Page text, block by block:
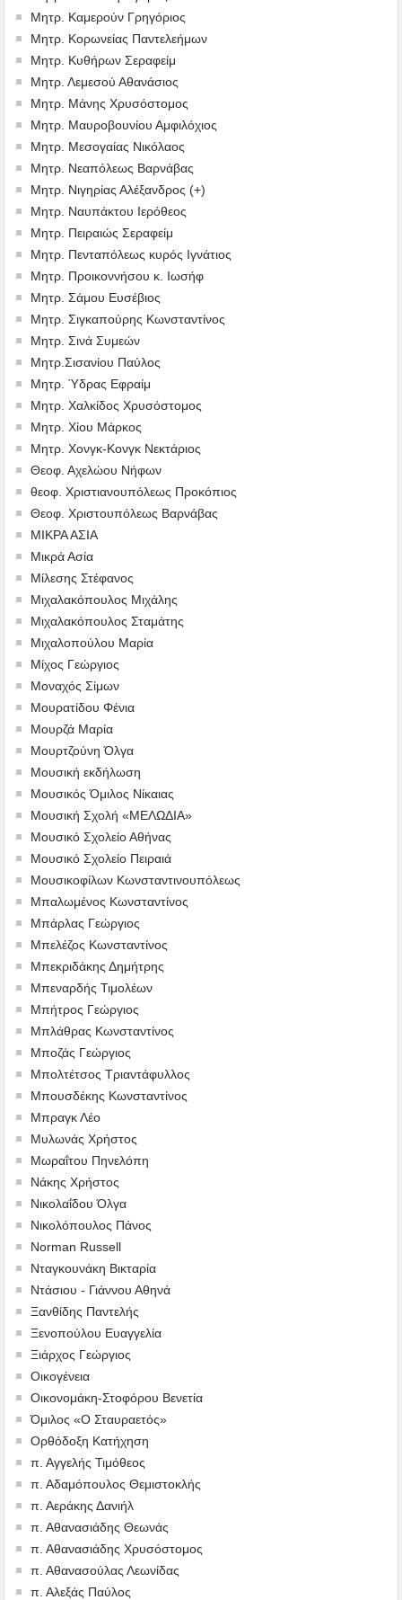
Μητρ. Καμερούν Γρηγόριος
Μητρ. Κορωνείας Παντελεήμων
Μητρ. Κυθήρων Σεραφείμ
Μητρ. Λεμεσού Αθανάσιος
Μητρ. Μάνης Χρυσόστομος
Μητρ. Μαυροβουνίου Αμφιλόχιος
Μητρ. Μεσογαίας Νικόλαος
Μητρ. Νεαπόλεως Βαρνάβας
Μητρ. Νιγηρίας Αλέξανδρος (+)
Μητρ. Ναυπάκτου Ιερόθεος
Μητρ. Πειραιώς Σεραφείμ
Μητρ. Πενταπόλεως κυρός Ιγνάτιος
Μητρ. Προικοννήσου κ. Ιωσήφ
Μητρ. Σάμου Ευσέβιος
Μητρ. Σιγκαπούρης Κωνσταντίνος
Μητρ. Σινά Συμεών
Μητρ.Σισανίου Παύλος
Μητρ. Ύδρας Εφραίμ
Μητρ. Χαλκίδος Χρυσόστομος
Μητρ. Χίου Μάρκος
Μητρ. Χονγκ-Κονγκ Νεκτάριος
Θεοφ. Αχελώου Νήφων
θεοφ. Χριστιανουπόλεως Προκόπιος
Θεοφ. Χριστουπόλεως Βαρνάβας
ΜΙΚΡΑ ΑΣΙΑ
Μικρά Ασία
Μίλεσης Στέφανος
Μιχαλακόπουλος Μιχάλης
Μιχαλακόπουλος Σταμάτης
Μιχαλοπούλου Μαρία
Μίχος Γεώργιος
Μοναχός Σίμων
Μουρατίδου Φένια
Μουρζά Μαρία
Μουρτζούνη Όλγα
Μουσική εκδήλωση
Μουσικός Όμιλος Νίκαιας
Μουσική Σχολή «ΜΕΛΩΔΙΑ»
Μουσικό Σχολείο Αθήνας
Μουσικό Σχολείο Πειραιά
Μουσικοφίλων Κωνσταντινουπόλεως
Μπαλωμένος Κωνσταντίνος
Μπάρλας Γεώργιος
Μπελέζος Κωνσταντίνος
Μπεκριδάκης Δημήτρης
Μπεναρδής Τιμολέων
Μπήτρος Γεώργιος
Μπλάθρας Κωνσταντίνος
Μποζάς Γεώργιος
Μπολτέτσος Τριαντάφυλλος
Μπουσδέκης Κωνσταντίνος
Μπραγκ Λέο
Μυλωνάς Χρήστος
Μωραΐτου Πηνελόπη
Νάκης Χρήστος
Νικολαΐδου Όλγα
Νικολόπουλος Πάνος
Norman Russell
Νταγκουνάκη Βικταρία
Ντάσιου - Γιάννου Αθηνά
Ξανθίδης Παντελής
Ξενοπούλου Ευαγγελία
Ξιάρχος Γεώργιος
Οικογένεια
Οικονομάκη-Στοφόρου Βενετία
Όμιλος «Ο Σταυραετός»
Ορθόδοξη Κατήχηση
π. Αγγελής Τιμόθεος
π. Αδαμόπουλος Θεμιστοκλής
π. Αεράκης Δανιήλ
π. Αθανασιάδης Θεωνάς
π. Αθανασιάδης Χρυσόστομος
π. Αθανασούλας Λεωνίδας
π. Αλεξάς Παύλος